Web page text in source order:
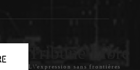
Tribune Libre
L\'expression sans frontières